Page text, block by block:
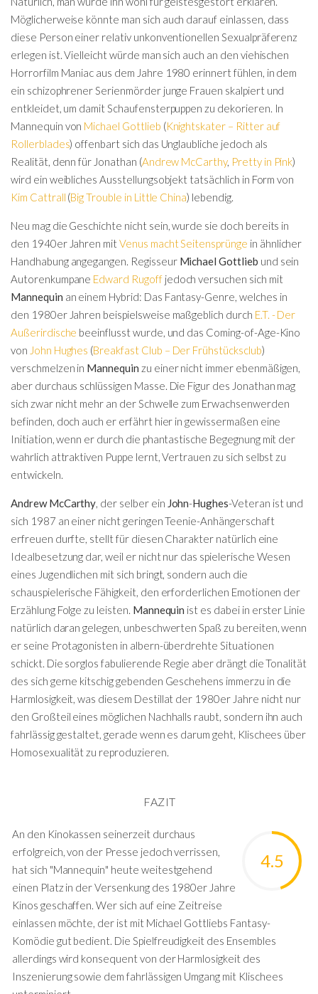
Möglicherweise könnte man sich auch darauf einlassen, dass
diese Person einer relativ unkonventionellen Sexualpräferenz
erlegen ist. Vielleicht würde man sich auch an den viehischen
Horrorfilm Maniac aus dem Jahre 1980 erinnert fühlen, in dem
ein schizophrener Serienmörder junge Frauen skalpiert und
entkleidet, um damit Schaufensterpuppen zu dekorieren. In
Mannequin von Michael Gottlieb (Knightskater – Ritter auf
Rollerblades) offenbart sich das Unglaubliche jedoch als
Realität, denn für Jonathan (Andrew McCarthy, Pretty in Pink)
wird ein weibliches Ausstellungsobjekt tatsächlich in Form von
Kim Cattrall (Big Trouble in Little China) lebendig.
Neu mag die Geschichte nicht sein, wurde sie doch bereits in
den 1940er Jahren mitVenus macht Seitensprünge in ähnlicher
Handhabung angegangen. Regisseur Michael Gottlieb und sein
Autorenkumpane Edward Rugoffjedoch versuchen sich mit
Mannequin an einem Hybrid: Das Fantasy-Genre, welches in
den 1980er Jahren beispielsweise maßgeblich durch E.T. - Der
Außerirdische beeinflusst wurde, und das Coming-of-Age-Kino
von John Hughes (Breakfast Club – Der Frühstücksclub)
verschmelzen in Mannequin zu einer nicht immer ebenmäßigen,
aber durchaus schlüssigen Masse. Die Figur des Jonathan mag
sich zwar nicht mehr an der Schwelle zum Erwachsenwerden
befinden, doch auch er erfährt hier in gewissermaßen eine
Initiation, wenn er durch die phantastische Begegnung mit der
wahrlich attraktiven Puppe lernt, Vertrauen zu sich selbst zu
entwickeln.
Andrew McCarthy , der selber ein John-Hughes-Veteran ist und
sich 1987 an einer nicht geringen Teenie-Anhängerschaft
erfreuen durfte, stellt für diesen Charakter natürlich eine
Idealbesetzung dar, weil er nicht nur das spielerische Wesen
eines Jugendlichen mit sich bringt, sondern auch die
schauspielerische Fähigkeit, den erforderlichen Emotionen der
Erzählung Folge zu leisten. Mannequin ist es dabei in erster Linie
natürlich daran gelegen, unbeschwerten Spaß zu bereiten, wenn
er seine Protagonisten in albern-überdrehte Situationen
schickt. Die sorglos fabulierende Regie aber drängt die Tonalität
des sich gerne kitschig gebenden Geschehens immerzu in die
Harmlosigkeit, was diesem Destillat der 1980er Jahre nicht nur
den Großteil eines möglichen Nachhalls raubt, sondern ihn auch
fahrlässig gestaltet, gerade wenn es darum geht, Klischees über
Homosexualität zu reproduzieren.
FAZIT
4.5
An den Kinokassen seinerzeit durchaus
erfolgreich, von der Presse jedoch verrissen,
hat sich "Mannequin" heute weitestgehend
einen Platz in der Versenkung des 1980er Jahre
Kinos geschaffen. Wer sich auf eine Zeitreise
einlassen möchte, der ist mit Michael Gottliebs Fantasy-
Komödie gut bedient. Die Spielfreudigkeit des Ensembles
allerdings wird konsequent von der Harmlosigkeit des
Inszenierung sowie dem fahrlässigen Umgang mit Klischees